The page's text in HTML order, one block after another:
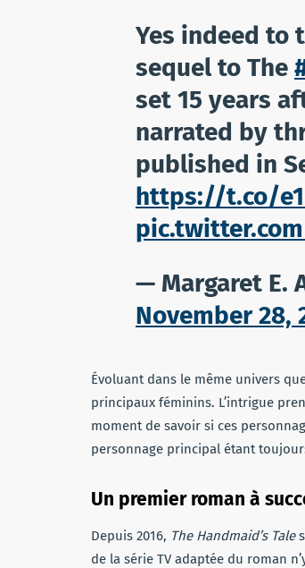
Yes indeed to
sequel to The
set 15 years
narrated by
published in
https://t.co/
— Margaret E.
November 28,
Évoluant dans le même univers
principaux féminins. L’intrigue
moment de savoir si ces
personnage principal étant
Un premier roman à
Depuis 2016, The Handmaid’s Tale
de la série TV adaptée du roman